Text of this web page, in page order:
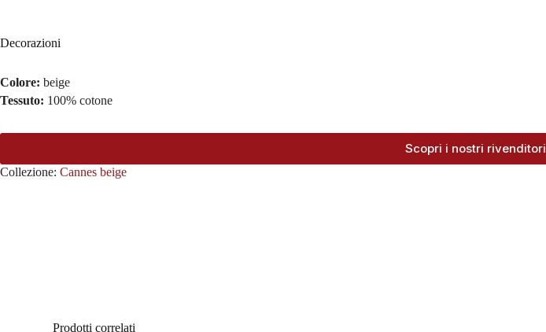
Decorazioni
Colore: beige
Tessuto: 100% cotone
Scopri i nostri rivenditori
Collezione: Cannes beige
Prodotti correlati